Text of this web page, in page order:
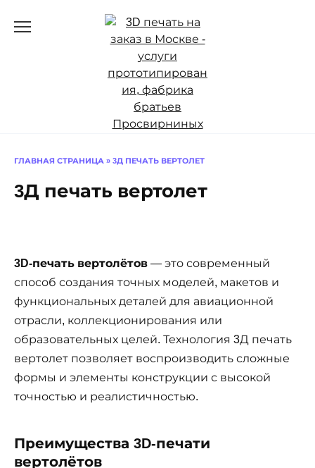
ГЛАВНАЯ СТРАНИЦА » 3Д ПЕЧАТЬ ВЕРТОЛЕТ
3Д печать вертолет
3D-печать вертолётов — это современный
способ создания точных моделей, макетов и
функциональных деталей для авиационной
отрасли, коллекционирования или
образовательных целей. Технология 3Д печать
вертолет позволяет воспроизводить сложные
формы и элементы конструкции с высокой
точностью и реалистичностью.
Преимущества 3D-печати
вертолётов